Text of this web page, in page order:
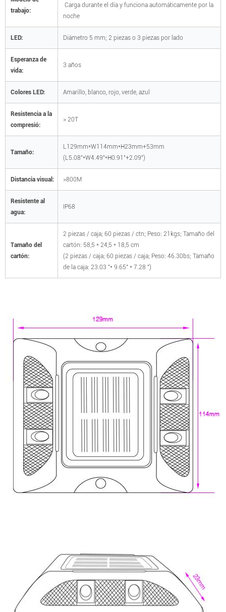
trabajo:
Carga durante el día y funciona automáticamente por la
noche
LED: Diámetro 5 mm; 2 piezas o 3 piezas por lado
Esperanza de
vida:
3 años
Colores LED: Amarillo, blanco, rojo, verde, azul
Resistencia a la
compresió:
> 20T
Tamaño:
L129mm*W114mm*H23mm+53mm
(L5.08"*W4.49"*H0.91"+2.09")
Distancia visual: >800M
Resistente al
agua:
IP68
Tamaño del
cartón:
2 piezas / caja; 60 piezas / ctn; Peso: 21kgs; Tamaño del
cartón: 58,5 * 24,5 * 18,5 cm
(2 piezas / caja; 60 piezas / caja; Peso: 46.30bs; Tamaño
de la caja: 23.03 "* 9.65" * 7.28 ")